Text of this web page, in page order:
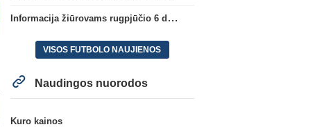
Informacija žiūrovams rugpjūčio 6 d. UEFA rungtynėms
VISOS FUTBOLO NAUJIENOS
Naudingos nuorodos
Kuro kainos